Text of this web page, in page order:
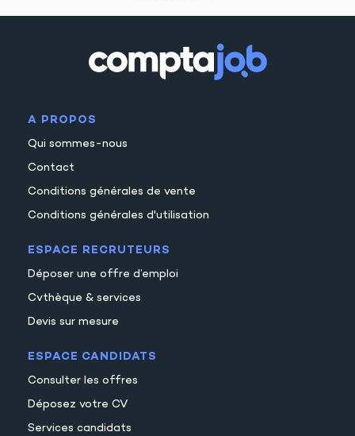
A PROPOS
Qui sommes-nous
Contact
Conditions générales de vente
Conditions générales d'utilisation
ESPACE RECRUTEURS
Déposer une offre d’emploi
Cvthèque & services
Devis sur mesure
ESPACE CANDIDATS
Consulter les offres
Déposez votre CV
Services candidats